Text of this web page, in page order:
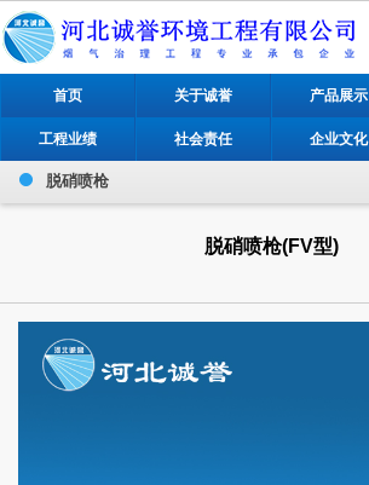
首页 关于诚誉 产品展示
工程业绩 社会责任 企业文化
脱硝喷枪
脱硝喷枪(FV型)